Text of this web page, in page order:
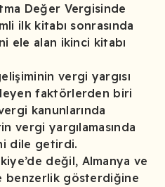
Değer Vergisinde
ilk kitabı sonrasında
ele alan ikinci kitabı
vergi yargısı
faktörlerden biri
kanunlarında
vergi yargılamasında
dile getirdi.
değil, Almanya ve
benzerlik gösterdiğine